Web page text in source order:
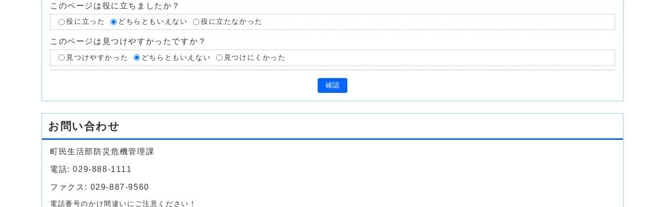
このページは役に立ちましたか？
役に立った どちらともいえない 役に立たなかった
このページは見つけやすかったですか？
見つけやすかった どちらともいえない 見つけにくかった
確認
お問い合わせ
町民生活部防災危機管理課
電話: 029-888-1111
ファクス: 029-887-9560
電話番号のかけ間違いにご注意ください！